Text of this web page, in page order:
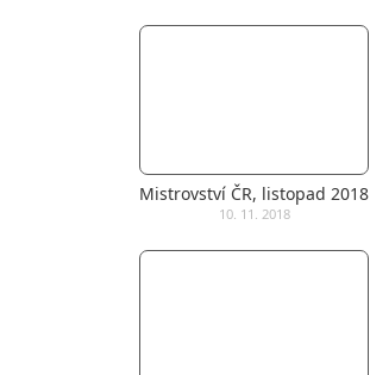
Mistrovství ČR, listopad 2018
10. 11. 2018